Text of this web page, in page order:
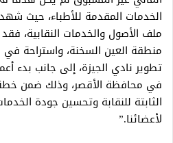
ملف الأصول والخدمات النقابية،
منطقة العين السخنة، واستراحة في
تطوير نادي الجيزة، إلى جانب بدء
في محافظة الأقصر، وذلك ضمن خطة
الثابتة للنقابة وتحسين جودة
لأعضائنا.”